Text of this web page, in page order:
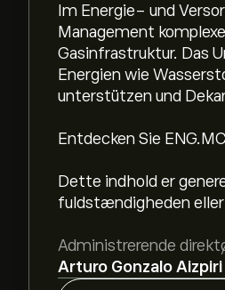
Im Energie- und
Management
Gasinfrastruktur. Das
Energien wie
unterstützen und
Entdecken Sie
Dette indhold er
fuldstændigheden
Administrerende
Arturo Gonzalo Aizpiri